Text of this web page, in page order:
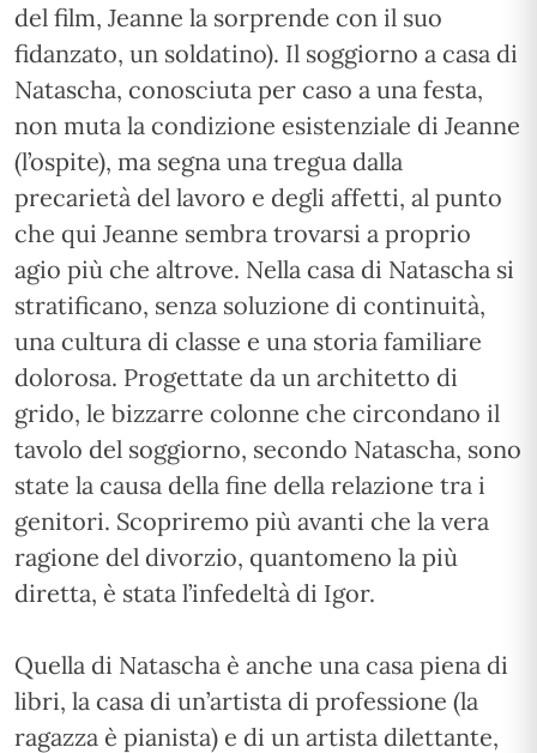
del film, Jeanne la sorprende con il suo
fidanzato, un soldatino). Il soggiorno a casa di
Natascha, conosciuta per caso a una festa,
non muta la condizione esistenziale di Jeanne
(l’ospite), ma segna una tregua dalla
precarietà del lavoro e degli affetti, al punto
che qui Jeanne sembra trovarsi a proprio
agio più che altrove. Nella casa di Natascha si
stratificano, senza soluzione di continuità,
una cultura di classe e una storia familiare
dolorosa. Progettate da un architetto di
grido, le bizzarre colonne che circondano il
tavolo del soggiorno, secondo Natascha, sono
state la causa della fine della relazione tra i
genitori. Scopriremo più avanti che la vera
ragione del divorzio, quantomeno la più
diretta, è stata l’infedeltà di Igor.
Quella di Natascha è anche una casa piena di
libri, la casa di un’artista di professione (la
ragazza è pianista) e di un artista dilettante,